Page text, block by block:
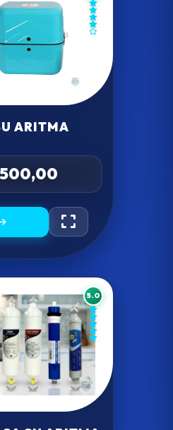
ARITMA
5.0